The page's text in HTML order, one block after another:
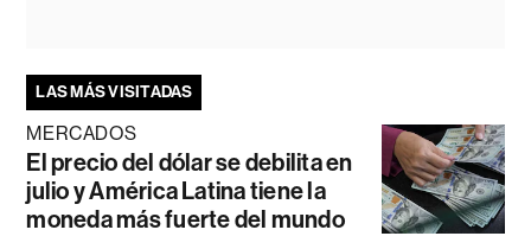
LAS MÁS VISITADAS
MERCADOS
El precio del dólar se debilita en
julio y América Latina tiene la
moneda más fuerte del mundo